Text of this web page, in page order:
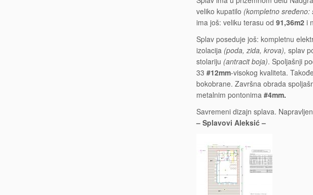
veliko kupatilo (kompletno sređeno:
ima još: veliku terasu od 91,36m2 i
Splav poseduje još: kompletnu
izolacija (poda, zida, krova), splav
stolariju (antracit boja). Spoljašnji
33 #12mm-visokog kvaliteta.
bokobrane. Završna obrada
metalnim pontonima #4mm.
Savremeni dizajn splava.
– Splavovi Aleksić –